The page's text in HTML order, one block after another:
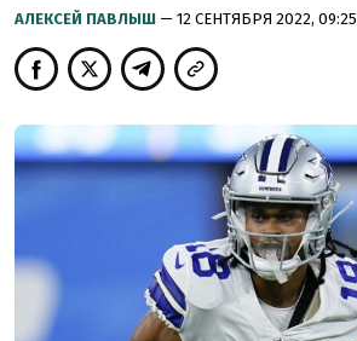
АЛЕКСЕЙ ПАВЛЫШ — 12 СЕНТЯБРЯ 2022, 09:25